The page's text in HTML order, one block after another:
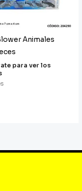
Animales
para ver los